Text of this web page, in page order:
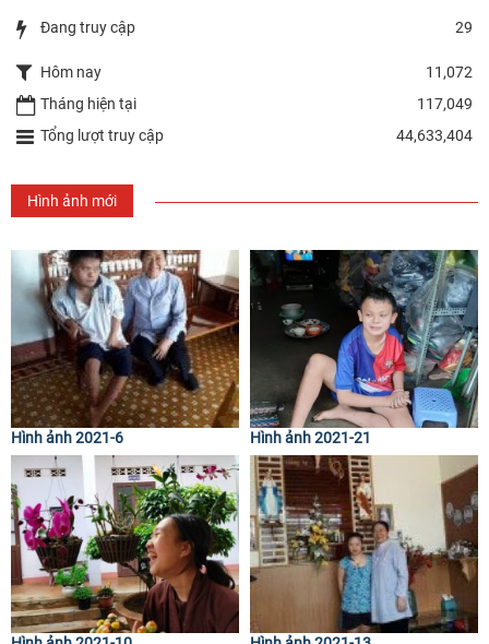
Đang truy cập 29
Hôm nay
11,072
Tháng hiện tại
117,049
Tổng lượt truy cập
44,633,404
Hình ảnh mới
Hình ảnh 2021-6 Hình ảnh 2021-21